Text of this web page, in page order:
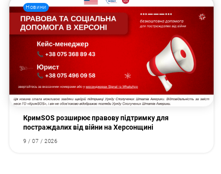
Новини
КримSOS розширює правову підтримку для
постраждалих від війни на Херсонщині
9 / 07 / 2026